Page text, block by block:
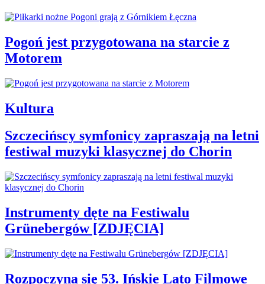
Pogoń jest przygotowana na starcie z
Motorem
Kultura
Szczecińscy symfonicy zapraszają na letni
festiwal muzyki klasycznej do Chorin
Instrumenty dęte na Festiwalu
Grünebergów [ZDJĘCIA]
Rozpoczyna się 53. Ińskie Lato Filmowe